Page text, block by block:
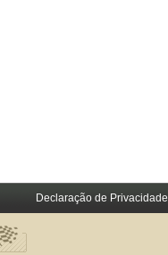
Declaração de Privacidade